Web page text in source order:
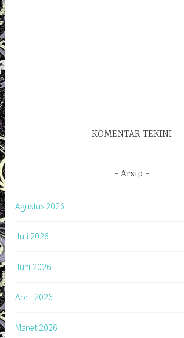
KOMENTAR TEKINI
Arsip
Agustus 2026
Juli 2026
Juni 2026
April 2026
Maret 2026